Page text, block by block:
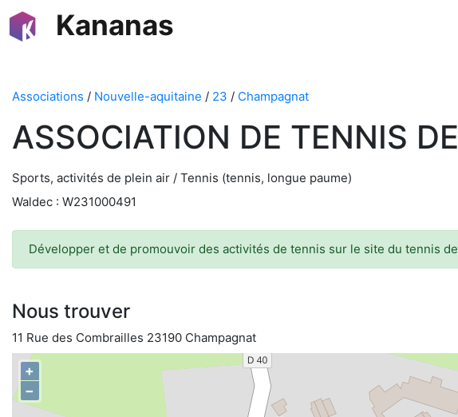
Kananas
Associations / Nouvelle-aquitaine / 23 / Champagnat
ASSOCIATION DE TENNIS
Sports, activités de plein air / Tennis (tennis, longue paume)
Waldec : W231000491
Développer et de promouvoir des activités de tennis sur le site du tennis
Nous trouver
11 Rue des Combrailles 23190 Champagnat
+
−